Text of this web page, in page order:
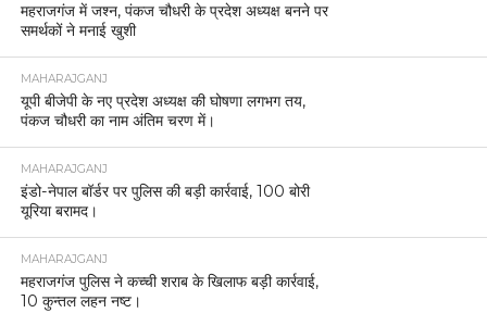
महराजगंज में जश्न, पंकज चौधरी के प्रदेश अध्यक्ष बनने पर
समर्थकों ने मनाई खुशी
MAHARAJGANJ
यूपी बीजेपी के नए प्रदेश अध्यक्ष की घोषणा लगभग तय,
पंकज चौधरी का नाम अंतिम चरण में।
MAHARAJGANJ
इंडो-नेपाल बॉर्डर पर पुलिस की बड़ी कार्रवाई, 100 बोरी
यूरिया बरामद।
MAHARAJGANJ
महराजगंज पुलिस ने कच्ची शराब के खिलाफ बड़ी कार्रवाई,
10 कुन्तल लहन नष्ट।